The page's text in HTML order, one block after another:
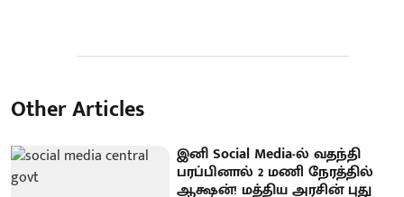
Other Articles
இனி Social Media-ல் வதந்தி
பரப்பினால் 2 மணி நேரத்தில்
ஆக்ஷன்! மத்திய அரசின் புது